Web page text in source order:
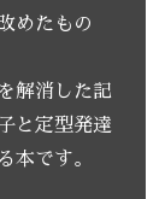
めたもの
解消した記
と定型発達
本です。